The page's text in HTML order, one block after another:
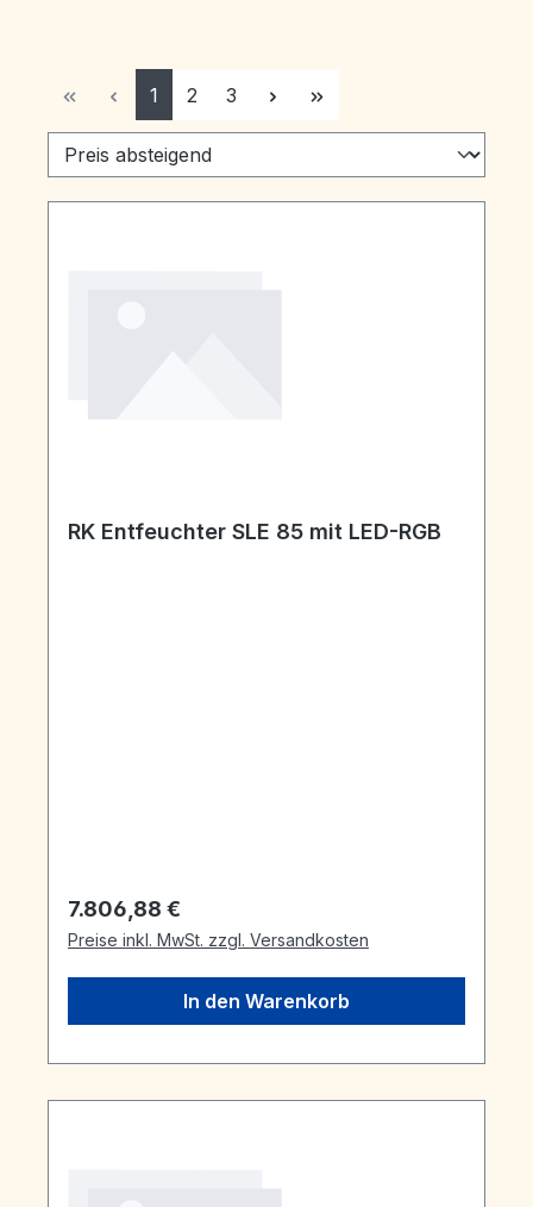
Seite
1 Seite
2 Seite
3
RK Entfeuchter SLE 85 mit LED-RGB
Regulärer Preis:
7.806,88 €
Preise inkl. MwSt. zzgl. Versandkosten
In den Warenkorb